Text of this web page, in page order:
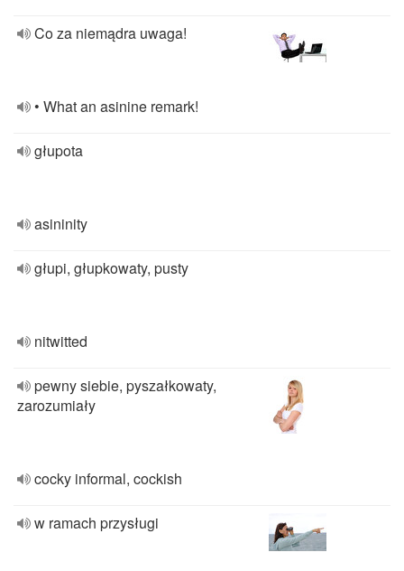
Co za niemądra uwaga!
• What an asinine remark!
głupota
asininity
głupi, głupkowaty, pusty
nitwitted
pewny siebie, pyszałkowaty,
zarozumiały
cocky informal, cockish
w ramach przysługi